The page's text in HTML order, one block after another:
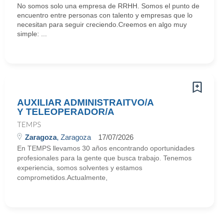
No somos solo una empresa de RRHH. Somos el punto de
encuentro entre personas con talento y empresas que lo
necesitan para seguir creciendo.Creemos en algo muy
simple: ...
AUXILIAR ADMINISTRAITVO/A
Y TELEOPERADOR/A
TEMPS
Zaragoza, Zaragoza 17/07/2026
En TEMPS llevamos 30 años encontrando oportunidades
profesionales para la gente que busca trabajo. Tenemos
experiencia, somos solventes y estamos
comprometidos.Actualmente,